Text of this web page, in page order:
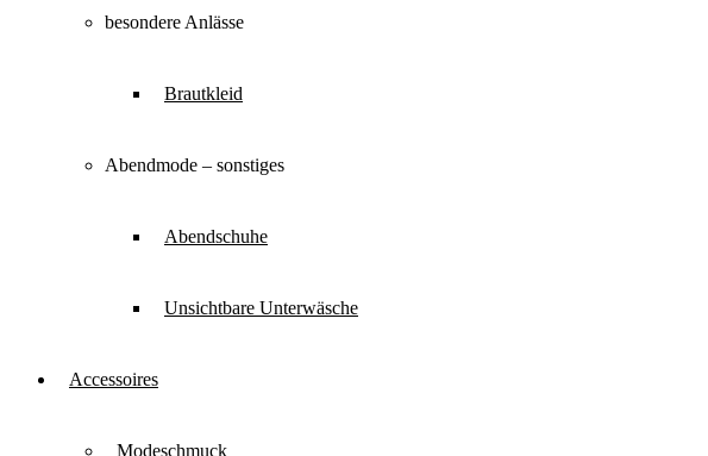
besondere Anlässe
Brautkleid
Abendmode – sonstiges
Abendschuhe
Unsichtbare Unterwäsche
Accessoires
Modeschmuck